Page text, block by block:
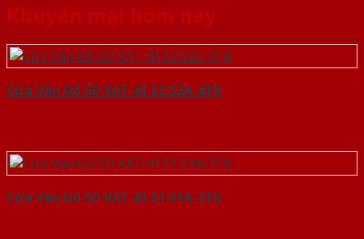
Khuyến mại hôm nay
Cửa Vân Gỗ 5D KAT-41.52.52A-4TK
Cửa Vân Gỗ 5D KAT-41.51.51A-3TK